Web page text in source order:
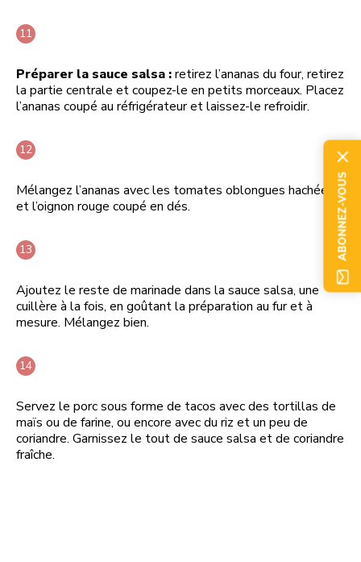
Préparer la sauce salsa :retirez l’ananas du four, retirez
la partie centrale et coupez-le en petits morceaux. Placez
l’ananas coupé au réfrigérateur et laissez-le refroidir.
Mélangez l’ananas avec les tomates oblongues hachées
et l’oignon rouge coupé en dés.
Ajoutez le reste de marinade dans la sauce salsa, une
cuillère à la fois, en goûtant la préparation au fur et à
mesure. Mélangez bien.
Servez le porc sous forme de tacos avec des tortillas de
maïs ou de farine, ou encore avec du riz et un peu de
coriandre. Garnissez le tout de sauce salsa et de coriandre
fraîche.
ABONNEZ-VOUS